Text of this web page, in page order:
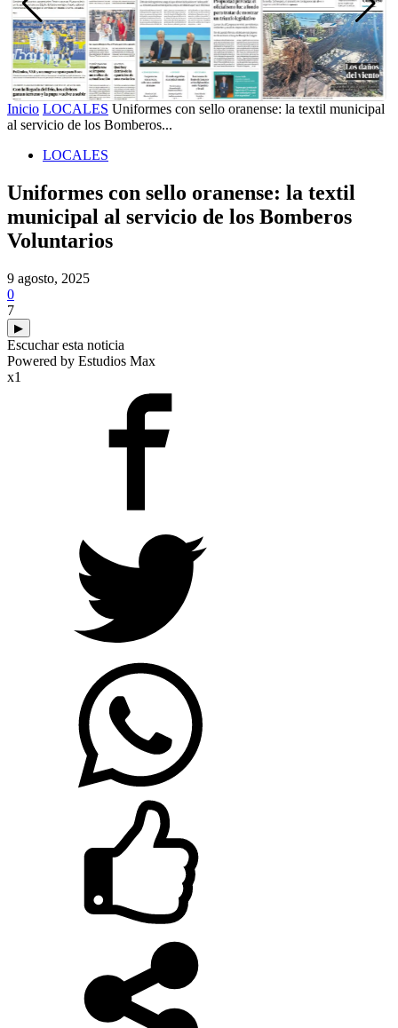
Inicio LOCALES Uniformes con sello oranense: la textil municipal
al servicio de los Bomberos...
LOCALES
Uniformes con sello oranense: la textil
municipal al servicio de los Bomberos
Voluntarios
9 agosto, 2025
0
7
▶
Escuchar esta noticia
Powered by Estudios Max
x1